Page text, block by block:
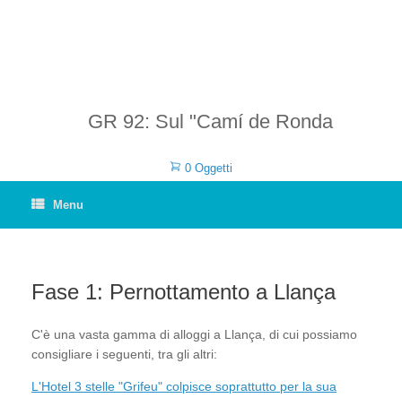
GR 92: Sul "Camí de Ronda
0 Oggetti
Menu
Fase 1: Pernottamento a Llança
C'è una vasta gamma di alloggi a Llança, di cui possiamo
consigliare i seguenti, tra gli altri:
L'Hotel 3 stelle "Grifeu" colpisce soprattutto per la sua